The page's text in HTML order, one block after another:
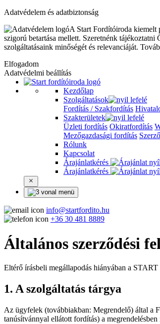
Adatvédelem és adatbiztonság
A Start Fordítóiroda kiemelt
szigorú betartása mellett. Szeretnénk
szolgáltatásaink minőségét és relevanciáját.
Elfogadom
Adatvédelmi beállítás
Kezdőlap
Szolgáltatások
Fordítás / Szakfordítás
Szakterületek
Üzleti fordítás Okiratfordítás
Mezőgazdasági fordítás
Rólunk
Kapcsolat
Árajánlatkérés
Árajánlatkérés
menü
info@startfordito.hu
+36 30 481 8889
Általános szerződési
Eltérő írásbeli megállapodás hiányában a
1. A szolgáltatás tárgya
Az ügyfelek (továbbiakban: Megrendelő) által a
tanúsítvánnyal ellátott fordítás) a